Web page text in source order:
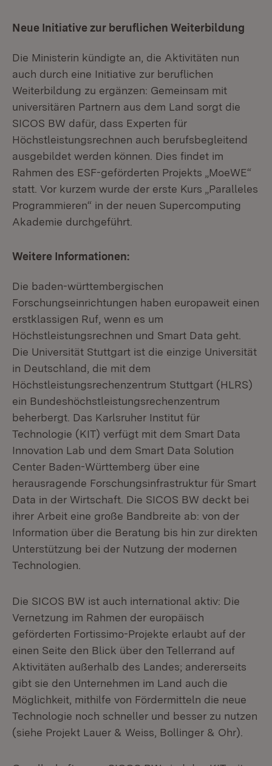
Neue Initiative zur beruflichen Weiterbildung
Die Ministerin kündigte an, die Aktivitäten nun
auch durch eine Initiative zur beruflichen
Weiterbildung zu ergänzen: Gemeinsam mit
universitären Partnern aus dem Land sorgt die
SICOS BW dafür, dass Experten für
Höchstleistungsrechnen auch berufsbegleitend
ausgebildet werden können. Dies findet im
Rahmen des ESF-geförderten Projekts „MoeWE“
statt. Vor kurzem wurde der erste Kurs „Paralleles
Programmieren“ in der neuen Supercomputing
Akademie durchgeführt.
Weitere Informationen:
Die baden-württembergischen
Forschungseinrichtungen haben europaweit einen
erstklassigen Ruf, wenn es um
Höchstleistungsrechnen und Smart Data geht.
Die Universität Stuttgart ist die einzige Universität
in Deutschland, die mit dem
Höchstleistungsrechenzentrum Stuttgart (HLRS)
ein Bundeshöchstleistungsrechenzentrum
beherbergt. Das Karlsruher Institut für
Technologie (KIT) verfügt mit dem Smart Data
Innovation Lab und dem Smart Data Solution
Center Baden-Württemberg über eine
herausragende Forschungsinfrastruktur für Smart
Data in der Wirtschaft. Die SICOS BW deckt bei
ihrer Arbeit eine große Bandbreite ab: von der
Information über die Beratung bis hin zur direkten
Unterstützung bei der Nutzung der modernen
Technologien.
Die SICOS BW ist auch international aktiv: Die
Vernetzung im Rahmen der europäisch
geförderten Fortissimo-Projekte erlaubt auf der
einen Seite den Blick über den Tellerrand auf
Aktivitäten außerhalb des Landes; andererseits
gibt sie den Unternehmen im Land auch die
Möglichkeit, mithilfe von Fördermitteln die neue
Technologie noch schneller und besser zu nutzen
(siehe Projekt Lauer & Weiss, Bollinger & Ohr).